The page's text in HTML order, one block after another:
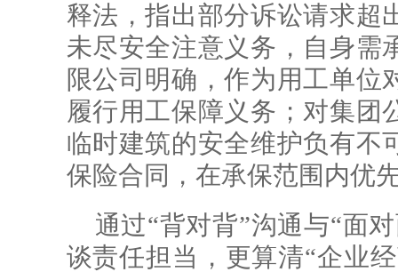
释法，指出部分诉讼请求超
未尽安全注意义务，自身需
限公司明确，作为用工单位
履行用工保障义务；对集团
临时建筑的安全维护负有不
保险合同，在承保范围内优
通过“背对背”沟通与“面
谈责任担当，更算清“企业